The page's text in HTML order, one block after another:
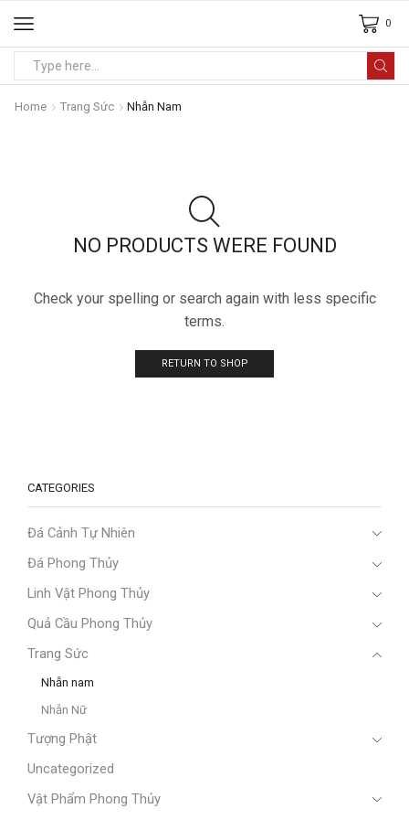
0
Home Trang Sức Nhẫn Nam
NO PRODUCTS WERE FOUND
Check your spelling or search again with less specific
terms.
RETURN TO SHOP
CATEGORIES
Đá Cảnh Tự Nhiên
Đá Phong Thủy
Linh Vật Phong Thủy
Quả Cầu Phong Thủy
Trang Sức
Nhẫn nam
Nhẫn Nữ
Tượng Phật
Uncategorized
Vật Phẩm Phong Thủy